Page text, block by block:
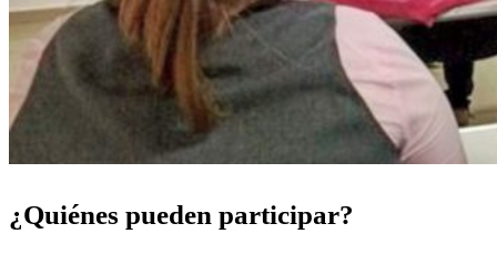
¿Quiénes pueden participar?